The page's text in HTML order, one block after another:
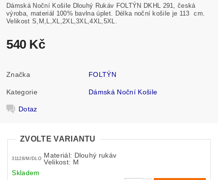
Dámská Noční Košile Dlouhý Rukáv FOLTÝN DKHL 291, česká
výroba, materiál 100% bavlna úplet. Délka noční košile je 113 cm.
Velikost S,M,L,XL,2XL,3XL,4XL,5XL.
540 Kč
Značka FOLTÝN
Kategorie Dámská Noční Košile
Dotaz
ZVOLTE VARIANTU
31128/M/DLO
Materiál: Dlouhý rukáv
Velikost: M
Skladem